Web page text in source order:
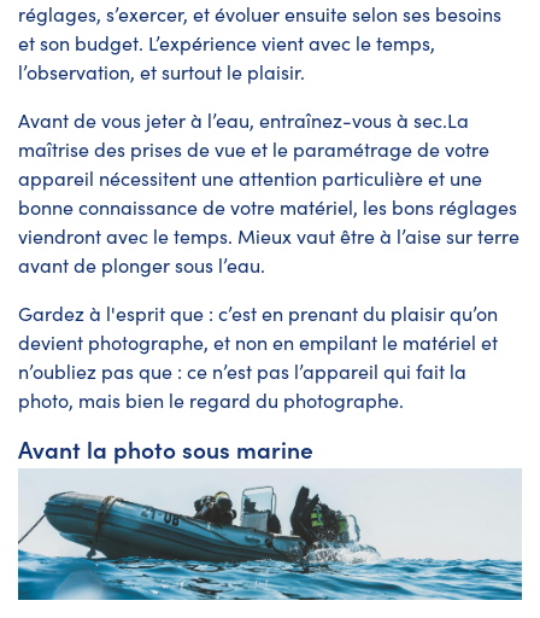
réglages, s’exercer, et évoluer ensuite selon ses besoins
et son budget. L’expérience vient avec le temps,
l’observation, et surtout le plaisir.
Avant de vous jeter à l’eau, entraînez-vous à sec.La
maîtrise des prises de vue et le paramétrage de votre
appareil nécessitent une attention particulière et une
bonne connaissance de votre matériel, les bons réglages
viendront avec le temps. Mieux vaut être à l’aise sur terre
avant de plonger sous l’eau.
Gardez à l'esprit que : c’est en prenant du plaisir qu’on
devient photographe, et non en empilant le matériel et
n’oubliez pas que : ce n’est pas l’appareil qui fait la
photo, mais bien le regard du photographe.
Avant la photo sous marine